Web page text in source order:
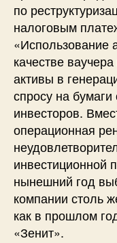
по
налоговым
качестве
активы в
спросу на бумаги
инвесторов.
операционная
инвестиционной
нынешний год
компании столь
как в прошлом
«Зенит».